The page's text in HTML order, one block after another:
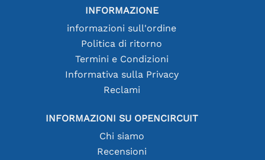
INFORMAZIONE
informazioni sull'ordine
Politica di ritorno
Termini e Condizioni
Informativa sulla Privacy
Reclami
INFORMAZIONI SU OPENCIRCUIT
Chi siamo
Recensioni